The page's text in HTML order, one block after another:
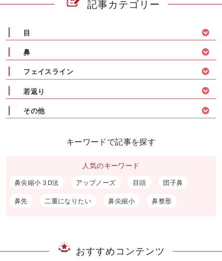
記事カテゴリー
目
鼻
フェイスライン
若返り
その他
キーワードで記事を探す
人気のキーワード
鼻尖縮小３D法 アップノーズ 目頭 団子鼻
鼻先 二重になりたい 鼻尖縮小 鼻整形
おすすめコンテンツ